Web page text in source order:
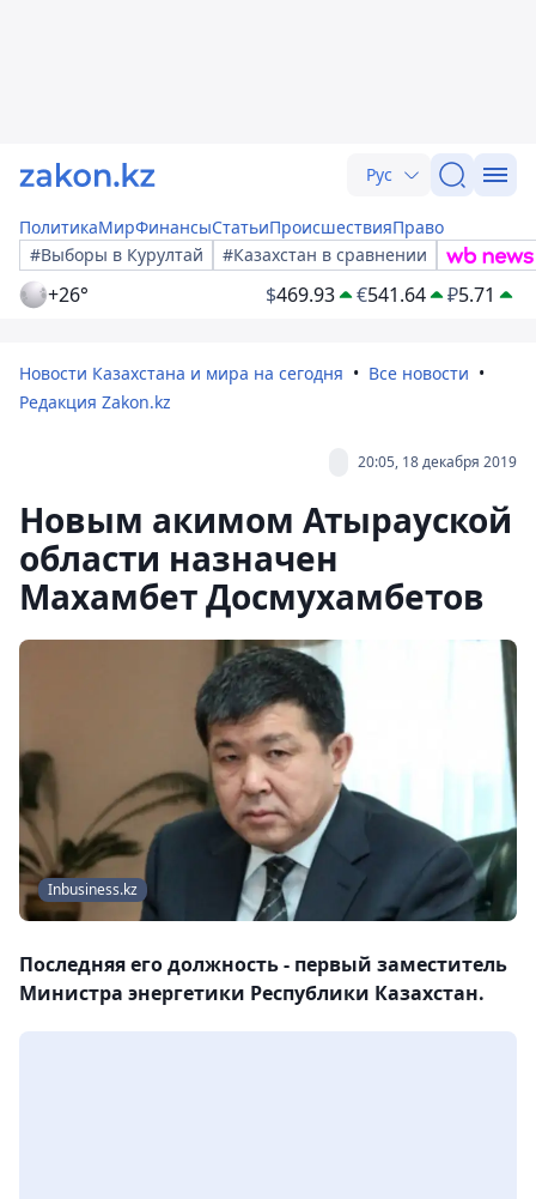
Рус
ПолитикаМирФинансыСтатьиПроисшествияПраво
#Выборы в Курултай
#Казахстан в сравнении
+26° $469.93 €541.64 ₽5.71
Новости Казахстана и мира на сегодня
Все новости
Редакция Zakon.kz
20:05, 18 декабря 2019
Новым акимом Атырауской
области назначен
Махамбет Досмухамбетов
Inbusiness.kz
Последняя его должность - первый заместитель
Министра энергетики Республики Казахстан.